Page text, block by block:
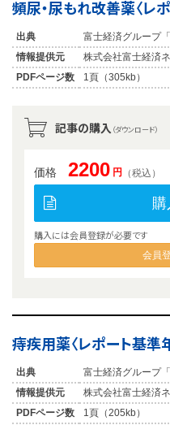
頻尿・尿もれ改善薬〈レ
出典
富士経済グループ
情報提供元
株式会社富士経済
PDFページ数
1頁（305kb）
記事の購入 （ダウンロード）
価格 2200 円 （税込）
購
購入には会員登録が必要です
会員
痔疾用薬〈レポート基準
出典
富士経済グループ
情報提供元
株式会社富士経済
PDFページ数
1頁（205kb）